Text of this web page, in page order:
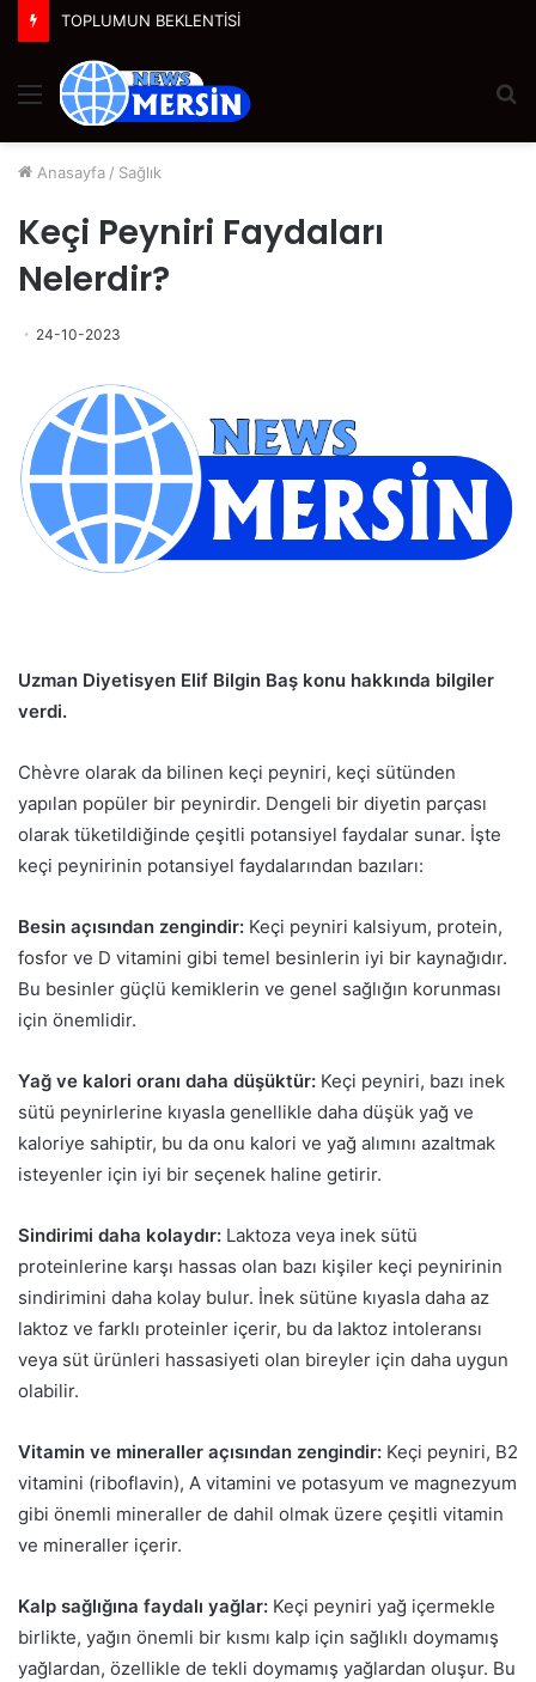
TOPLUMUN BEKLENTİSİ
Menü
Anasayfa / Sağlık
Keçi Peyniri Faydaları
Nelerdir?
24-10-2023
Uzman Diyetisyen Elif Bilgin Baş konu hakkında bilgiler
verdi.
Chèvre olarak da bilinen keçi peyniri, keçi sütünden
yapılan popüler bir peynirdir. Dengeli bir diyetin parçası
olarak tüketildiğinde çeşitli potansiyel faydalar sunar. İşte
keçi peynirinin potansiyel faydalarından bazıları:
Besin açısından zengindir: Keçi peyniri kalsiyum, protein,
fosfor ve D vitamini gibi temel besinlerin iyi bir kaynağıdır.
Bu besinler güçlü kemiklerin ve genel sağlığın korunması
için önemlidir.
Yağ ve kalori oranı daha düşüktür: Keçi peyniri, bazı inek
sütü peynirlerine kıyasla genellikle daha düşük yağ ve
kaloriye sahiptir, bu da onu kalori ve yağ alımını azaltmak
isteyenler için iyi bir seçenek haline getirir.
Sindirimi daha kolaydır: Laktoza veya inek sütü
proteinlerine karşı hassas olan bazı kişiler keçi peynirinin
sindirimini daha kolay bulur. İnek sütüne kıyasla daha az
laktoz ve farklı proteinler içerir, bu da laktoz intoleransı
veya süt ürünleri hassasiyeti olan bireyler için daha uygun
olabilir.
Vitamin ve mineraller açısından zengindir: Keçi peyniri, B2
vitamini (riboflavin), A vitamini ve potasyum ve magnezyum
gibi önemli mineraller de dahil olmak üzere çeşitli vitamin
ve mineraller içerir.
Kalp sağlığına faydalı yağlar: Keçi peyniri yağ içermekle
birlikte, yağın önemli bir kısmı kalp için sağlıklı doymamış
yağlardan, özellikle de tekli doymamış yağlardan oluşur. Bu